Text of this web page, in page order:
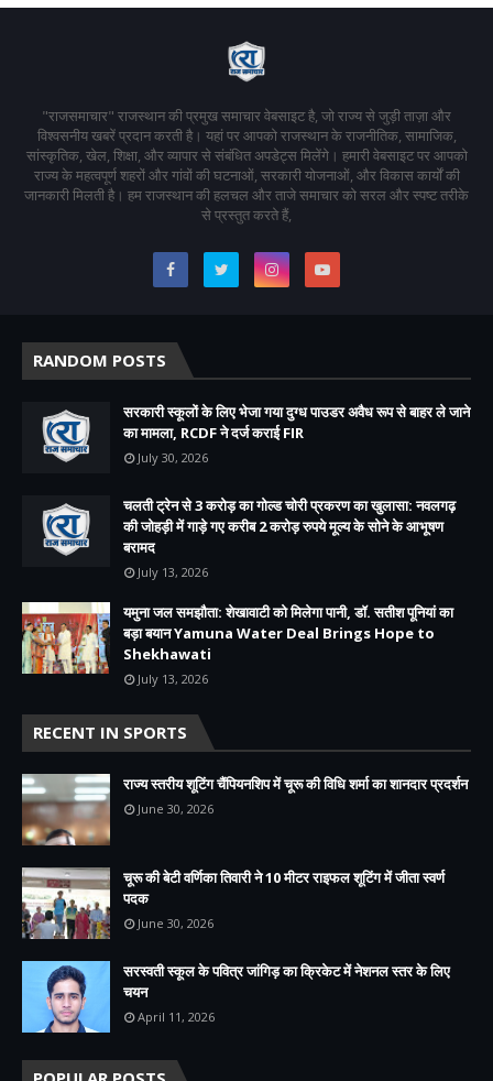
"राजसमाचार" राजस्थान की प्रमुख समाचार वेबसाइट है, जो राज्य से जुड़ी ताज़ा और
विश्वसनीय खबरें प्रदान करती है। यहां पर आपको राजस्थान के राजनीतिक, सामाजिक,
सांस्कृतिक, खेल, शिक्षा, और व्यापार से संबंधित अपडेट्स मिलेंगे। हमारी वेबसाइट पर आपको
राज्य के महत्वपूर्ण शहरों और गांवों की घटनाओं, सरकारी योजनाओं, और विकास कार्यों की
जानकारी मिलती है। हम राजस्थान की हलचल और ताजे समाचार को सरल और स्पष्ट तरीके
से प्रस्तुत करते हैं,
RANDOM POSTS
सरकारी स्कूलों के लिए भेजा गया दुग्ध पाउडर अवैध रूप से बाहर ले जाने
का मामला, RCDF ने दर्ज कराई FIR
July 30, 2026
चलती ट्रेन से 3 करोड़ का गोल्ड चोरी प्रकरण का खुलासा: नवलगढ़
की जोहड़ी में गाड़े गए करीब 2 करोड़ रुपये मूल्य के सोने के आभूषण
बरामद
July 13, 2026
यमुना जल समझौता: शेखावाटी को मिलेगा पानी, डॉ. सतीश पूनियां का
बड़ा बयान Yamuna Water Deal Brings Hope to
Shekhawati
July 13, 2026
RECENT IN SPORTS
राज्य स्तरीय शूटिंग चैंपियनशिप में चूरू की विधि शर्मा का शानदार प्रदर्शन
June 30, 2026
चूरू की बेटी वर्णिका तिवारी ने 10 मीटर राइफल शूटिंग में जीता स्वर्ण
पदक
June 30, 2026
सरस्वती स्कूल के पवित्र जांगिड़ का क्रिकेट में नेशनल स्तर के लिए
चयन
April 11, 2026